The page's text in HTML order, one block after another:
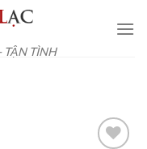
TẬN TÌNH